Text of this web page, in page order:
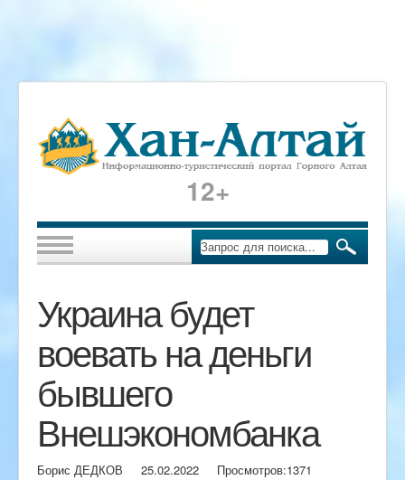
12+
Украина будет
воевать на деньги
бывшего
Внешэкономбанка
Борис ДЕДКОВ 25.02.2022 Просмотров:1371